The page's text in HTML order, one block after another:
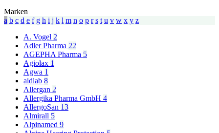
Marken
a b c d e f g h i j k l m n o p r s t u v w x y z
A. Vogel 2
Adler Pharma 22
AGEPHA Pharma 5
Agiolax 1
Agwa 1
aidlab 8
Allergan 2
Allergika Pharma GmbH 4
AllergoSan 13
Almirall 5
Alpinamed 9